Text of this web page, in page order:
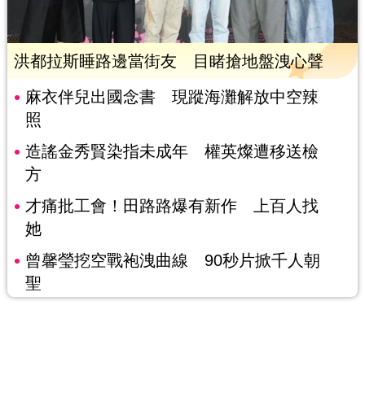
洪都拉斯睡路邊當街友 目睹搶地盤洩心聲
麻衣伴兒出國念書 現蹤海灘解放中空辣
照
造謠金秀賢染指未成年 權英燦遭移送檢
方
才痛批工會！田路路爆有新作 上百人找
她
曾馨瑩挖空戰袍洩曲線 90秒片掀千人朝
聖